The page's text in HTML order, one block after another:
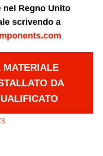
Regno Unito
scrivendo a
MATERIALE
DA